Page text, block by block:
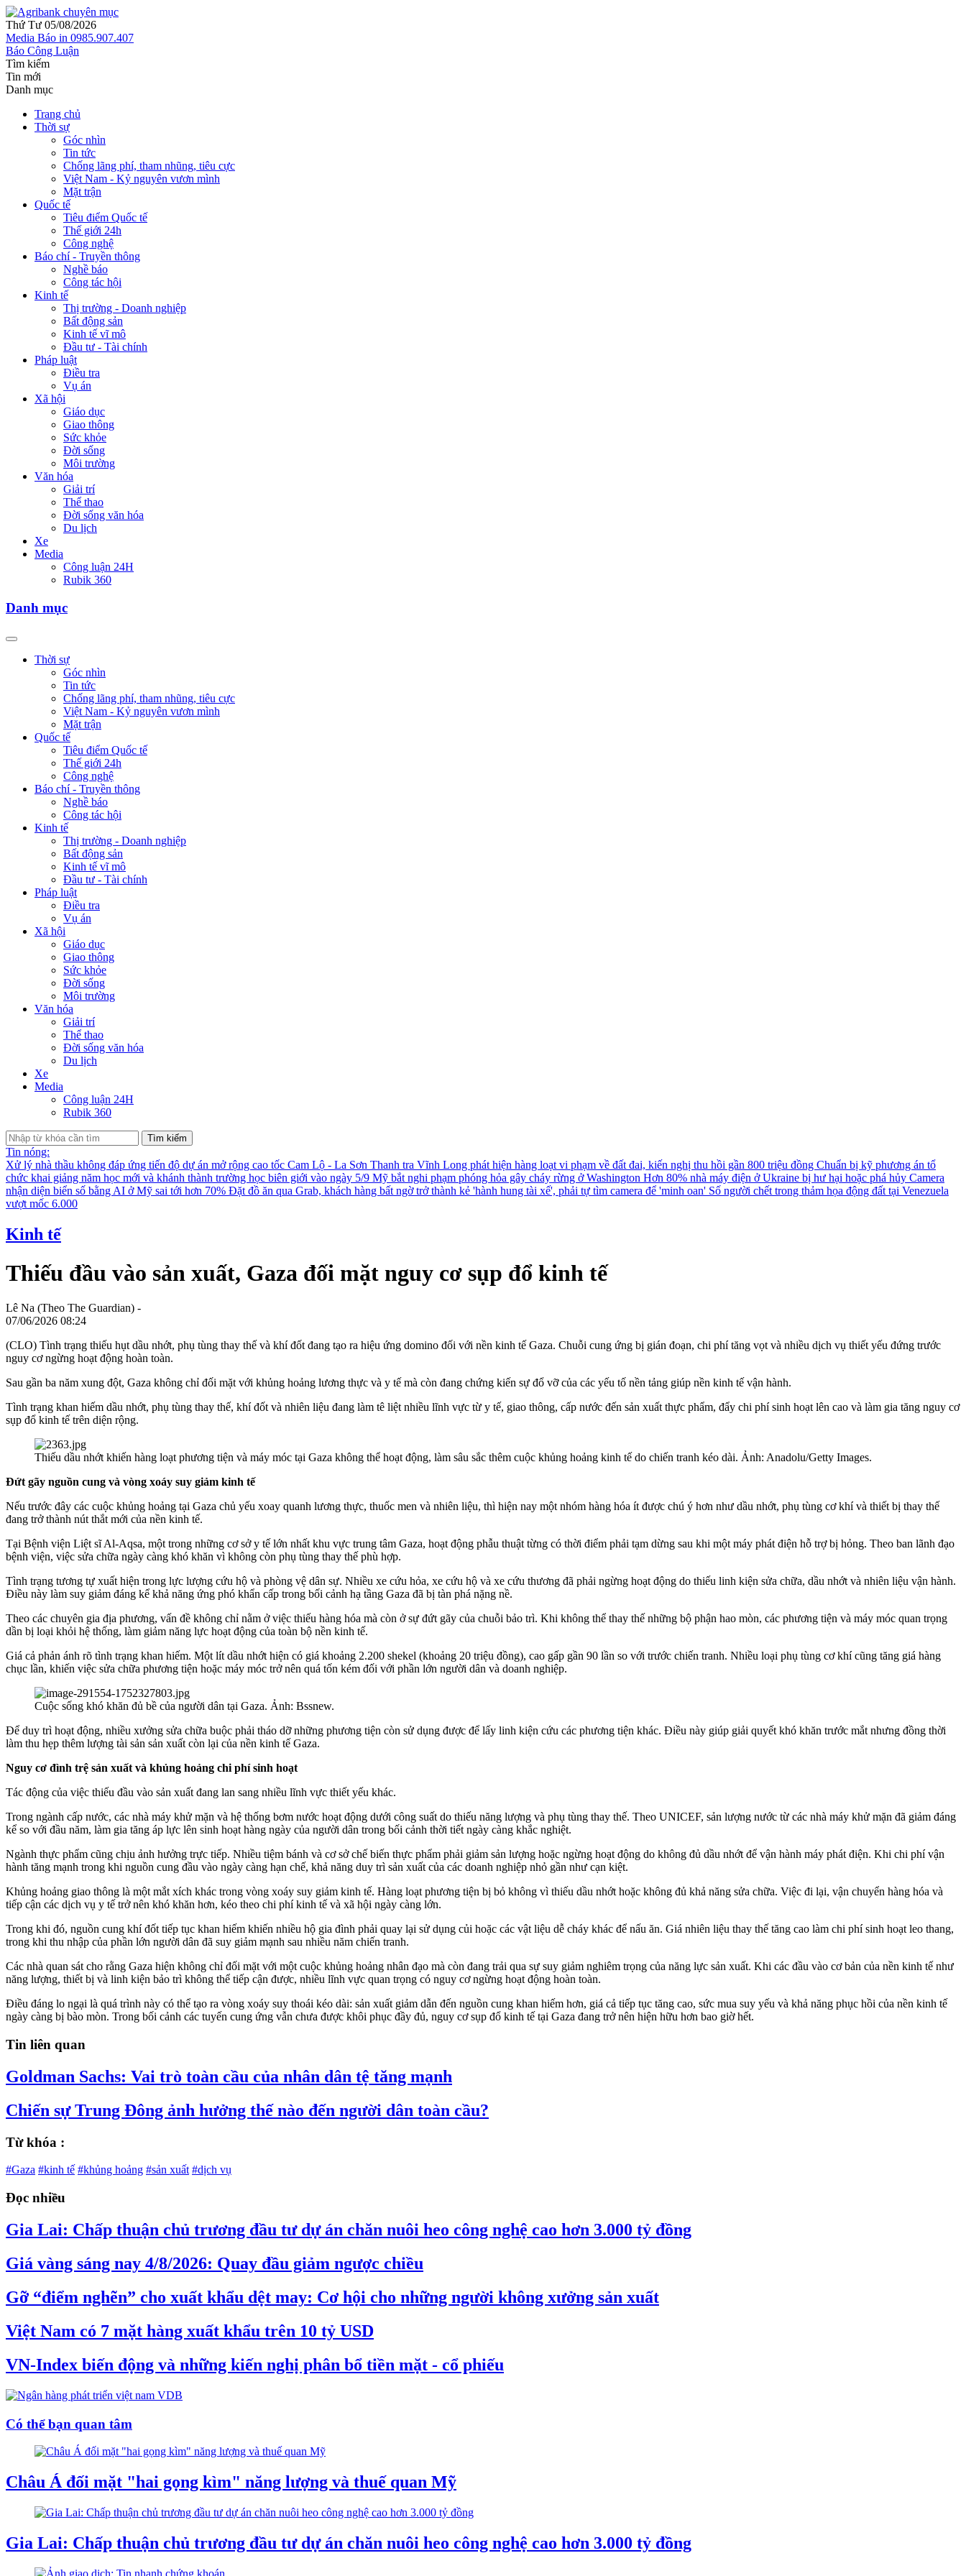
Thứ Tư 05/08/2026
Media Báo in 0985.907.407
Báo Công Luận
Tìm kiếm
Tin mới
Danh mục
Trang chủ
Thời sự
Góc nhìn
Tin tức
Chống lãng phí, tham nhũng, tiêu cực
Việt Nam - Kỷ nguyên vươn mình
Mặt trận
Quốc tế
Tiêu điểm Quốc tế
Thế giới 24h
Công nghệ
Báo chí - Truyền thông
Nghề báo
Công tác hội
Kinh tế
Thị trường - Doanh nghiệp
Bất động sản
Kinh tế vĩ mô
Đầu tư - Tài chính
Pháp luật
Điều tra
Vụ án
Xã hội
Giáo dục
Giao thông
Sức khỏe
Đời sống
Môi trường
Văn hóa
Giải trí
Thể thao
Đời sống văn hóa
Du lịch
Xe
Media
Công luận 24H
Rubik 360
Danh mục
Thời sự
Góc nhìn
Tin tức
Chống lãng phí, tham nhũng, tiêu cực
Việt Nam - Kỷ nguyên vươn mình
Mặt trận
Quốc tế
Tiêu điểm Quốc tế
Thế giới 24h
Công nghệ
Báo chí - Truyền thông
Nghề báo
Công tác hội
Kinh tế
Thị trường - Doanh nghiệp
Bất động sản
Kinh tế vĩ mô
Đầu tư - Tài chính
Pháp luật
Điều tra
Vụ án
Xã hội
Giáo dục
Giao thông
Sức khỏe
Đời sống
Môi trường
Văn hóa
Giải trí
Thể thao
Đời sống văn hóa
Du lịch
Xe
Media
Công luận 24H
Rubik 360
Tìm kiếm
Tin nóng:
Xử lý nhà thầu không đáp ứng tiến độ dự án mở rộng cao tốc Cam Lộ - La Sơn Thanh tra Vĩnh Long phát hiện hàng loạt vi phạm về đất đai, kiến nghị thu hồi gần 800 triệu đồng Chuẩn bị kỹ phương án tổ
chức khai giảng năm học mới và khánh thành trường học biên giới vào ngày 5/9 Mỹ bắt nghi phạm phóng hỏa gây cháy rừng ở Washington Hơn 80% nhà máy điện ở Ukraine bị hư hại hoặc phá hủy Camera
nhận diện biển số bằng AI ở Mỹ sai tới hơn 70% Đặt đồ ăn qua Grab, khách hàng bất ngờ trở thành kẻ 'hành hung tài xế', phải tự tìm camera để 'minh oan' Số người chết trong thảm họa động đất tại Venezuela
vượt mốc 6.000
Kinh tế
Thiếu đầu vào sản xuất, Gaza đối mặt nguy cơ sụp đổ kinh tế
Lê Na (Theo The Guardian) -
07/06/2026 08:24
(CLO) Tình trạng thiếu hụt dầu nhớt, phụ tùng thay thế và khí đốt đang tạo ra hiệu ứng domino đối với nền kinh tế Gaza. Chuỗi cung ứng bị gián đoạn, chi phí tăng vọt và nhiều dịch vụ thiết yếu đứng trước
nguy cơ ngừng hoạt động hoàn toàn.
Sau gần ba năm xung đột, Gaza không chỉ đối mặt với khủng hoảng lương thực và y tế mà còn đang chứng kiến sự đổ vỡ của các yếu tố nền tảng giúp nền kinh tế vận hành.
Tình trạng khan hiếm dầu nhớt, phụ tùng thay thế, khí đốt và nhiên liệu đang làm tê liệt nhiều lĩnh vực từ y tế, giao thông, cấp nước đến sản xuất thực phẩm, đẩy chi phí sinh hoạt lên cao và làm gia tăng nguy cơ
sụp đổ kinh tế trên diện rộng.
Thiếu dầu nhớt khiến hàng loạt phương tiện và máy móc tại Gaza không thể hoạt động, làm sâu sắc thêm cuộc khủng hoảng kinh tế do chiến tranh kéo dài. Ảnh: Anadolu/Getty Images.
Đứt gãy nguồn cung và vòng xoáy suy giảm kinh tế
Nếu trước đây các cuộc khủng hoảng tại Gaza chủ yếu xoay quanh lương thực, thuốc men và nhiên liệu, thì hiện nay một nhóm hàng hóa ít được chú ý hơn như dầu nhớt, phụ tùng cơ khí và thiết bị thay thế
đang trở thành nút thắt mới của nền kinh tế.
Tại Bệnh viện Liệt sĩ Al-Aqsa, một trong những cơ sở y tế lớn nhất khu vực trung tâm Gaza, hoạt động phẫu thuật từng có thời điểm phải tạm dừng sau khi một máy phát điện hỗ trợ bị hỏng. Theo ban lãnh đạo
bệnh viện, việc sửa chữa ngày càng khó khăn vì không còn phụ tùng thay thế phù hợp.
Tình trạng tương tự xuất hiện trong lực lượng cứu hộ và phòng vệ dân sự. Nhiều xe cứu hỏa, xe cứu hộ và xe cứu thương đã phải ngừng hoạt động do thiếu linh kiện sửa chữa, dầu nhớt và nhiên liệu vận hành.
Điều này làm suy giảm đáng kể khả năng ứng phó khẩn cấp trong bối cảnh hạ tầng Gaza đã bị tàn phá nặng nề.
Theo các chuyên gia địa phương, vấn đề không chỉ nằm ở việc thiếu hàng hóa mà còn ở sự đứt gãy của chuỗi bảo trì. Khi không thể thay thế những bộ phận hao mòn, các phương tiện và máy móc quan trọng
dần bị loại khỏi hệ thống, làm giảm năng lực hoạt động của toàn bộ nền kinh tế.
Giá cả phản ánh rõ tình trạng khan hiếm. Một lít dầu nhớt hiện có giá khoảng 2.200 shekel (khoảng 20 triệu đồng), cao gấp gần 90 lần so với trước chiến tranh. Nhiều loại phụ tùng cơ khí cũng tăng giá hàng
chục lần, khiến việc sửa chữa phương tiện hoặc máy móc trở nên quá tốn kém đối với phần lớn người dân và doanh nghiệp.
Cuộc sống khó khăn đủ bề của người dân tại Gaza. Ảnh: Bssnew.
Để duy trì hoạt động, nhiều xưởng sửa chữa buộc phải tháo dỡ những phương tiện còn sử dụng được để lấy linh kiện cứu các phương tiện khác. Điều này giúp giải quyết khó khăn trước mắt nhưng đồng thời
làm thu hẹp thêm lượng tài sản sản xuất còn lại của nền kinh tế Gaza.
Nguy cơ đình trệ sản xuất và khủng hoảng chi phí sinh hoạt
Tác động của việc thiếu đầu vào sản xuất đang lan sang nhiều lĩnh vực thiết yếu khác.
Trong ngành cấp nước, các nhà máy khử mặn và hệ thống bơm nước hoạt động dưới công suất do thiếu năng lượng và phụ tùng thay thế. Theo UNICEF, sản lượng nước từ các nhà máy khử mặn đã giảm đáng
kể so với đầu năm, làm gia tăng áp lực lên sinh hoạt hàng ngày của người dân trong bối cảnh thời tiết ngày càng khắc nghiệt.
Ngành thực phẩm cũng chịu ảnh hưởng trực tiếp. Nhiều tiệm bánh và cơ sở chế biến thực phẩm phải giảm sản lượng hoặc ngừng hoạt động do không đủ dầu nhớt để vận hành máy phát điện. Khi chi phí vận
hành tăng mạnh trong khi nguồn cung đầu vào ngày càng hạn chế, khả năng duy trì sản xuất của các doanh nghiệp nhỏ gần như cạn kiệt.
Khủng hoảng giao thông là một mắt xích khác trong vòng xoáy suy giảm kinh tế. Hàng loạt phương tiện bị bỏ không vì thiếu dầu nhớt hoặc không đủ khả năng sửa chữa. Việc đi lại, vận chuyển hàng hóa và
tiếp cận các dịch vụ y tế trở nên khó khăn hơn, kéo theo chi phí kinh tế và xã hội ngày càng lớn.
Trong khi đó, nguồn cung khí đốt tiếp tục khan hiếm khiến nhiều hộ gia đình phải quay lại sử dụng củi hoặc các vật liệu dễ cháy khác để nấu ăn. Giá nhiên liệu thay thế tăng cao làm chi phí sinh hoạt leo thang,
trong khi thu nhập của phần lớn người dân đã suy giảm mạnh sau nhiều năm chiến tranh.
Các nhà quan sát cho rằng Gaza hiện không chỉ đối mặt với một cuộc khủng hoảng nhân đạo mà còn đang trải qua sự suy giảm nghiêm trọng của năng lực sản xuất. Khi các đầu vào cơ bản của nền kinh tế như
năng lượng, thiết bị và linh kiện bảo trì không thể tiếp cận được, nhiều lĩnh vực quan trọng có nguy cơ ngừng hoạt động hoàn toàn.
Điều đáng lo ngại là quá trình này có thể tạo ra vòng xoáy suy thoái kéo dài: sản xuất giảm dẫn đến nguồn cung khan hiếm hơn, giá cả tiếp tục tăng cao, sức mua suy yếu và khả năng phục hồi của nền kinh tế
ngày càng bị bào mòn. Trong bối cảnh các tuyến cung ứng vẫn chưa được khôi phục đầy đủ, nguy cơ sụp đổ kinh tế tại Gaza đang trở nên hiện hữu hơn bao giờ hết.
Tin liên quan
Goldman Sachs: Vai trò toàn cầu của nhân dân tệ tăng mạnh
Chiến sự Trung Đông ảnh hưởng thế nào đến người dân toàn cầu?
Từ khóa :
#Gaza #kinh tế #khủng hoảng #sản xuất #dịch vụ
Đọc nhiều
Gia Lai: Chấp thuận chủ trương đầu tư dự án chăn nuôi heo công nghệ cao hơn 3.000 tỷ đồng
Giá vàng sáng nay 4/8/2026: Quay đầu giảm ngược chiều
Gỡ “điểm nghẽn” cho xuất khẩu dệt may: Cơ hội cho những người không xưởng sản xuất
Việt Nam có 7 mặt hàng xuất khẩu trên 10 tỷ USD
VN-Index biến động và những kiến nghị phân bổ tiền mặt - cổ phiếu
Có thể bạn quan tâm
Châu Á đối mặt "hai gọng kìm" năng lượng và thuế quan Mỹ
Gia Lai: Chấp thuận chủ trương đầu tư dự án chăn nuôi heo công nghệ cao hơn 3.000 tỷ đồng